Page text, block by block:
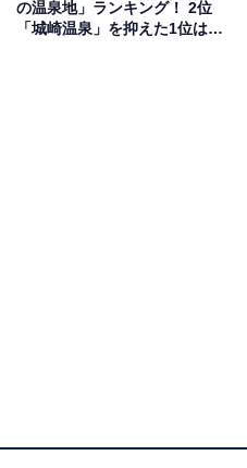
のお湯です。美しい桜の季
（60代女性／静岡県）とい
の温泉地」ランキング！ 2位
「城崎温泉」を抑えた1位は？